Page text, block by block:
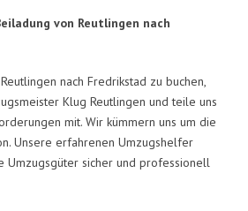
von Reutlingen nach
nach Fredrikstad zu buchen,
Klug Reutlingen und teile uns
mit. Wir kümmern uns um die
Unsere erfahrenen Umzugshelfer
Umzugsgüter sicher und professionell